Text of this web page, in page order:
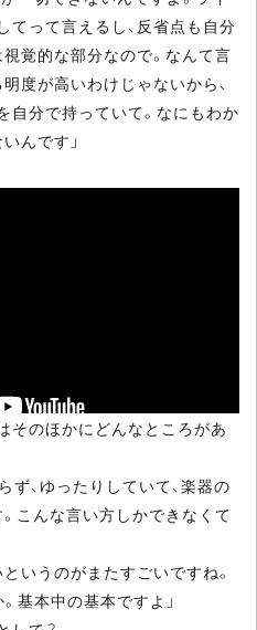
って言えるし、反省点も自分
覚的な部分なので。なんて言
度が高いわけじゃないから、
自分で持っていて。なにもわか
んです」
のほかにどんなところがあ
ず、ゆったりしていて、楽器の
こんな言い方しかできなくて
いうのがまたすごいですね。
基本中の基本ですよ」